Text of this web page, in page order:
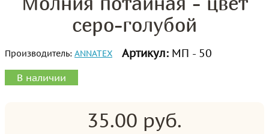
серо-голубой
Производитель: ANNATEX Артикул: МП - 50
В наличии
35.00 руб.